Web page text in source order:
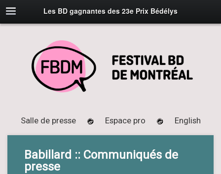
Les BD gagnantes des 23e Prix Bédélys
Salle de presse Espace pro English
Babillard :: Communiqués de
presse